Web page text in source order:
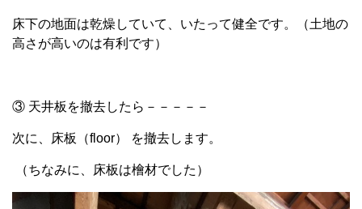
床下の地面は乾燥していて、いたって健全です。（土地の
高さが高いのは有利です）
③ 天井板を撤去したら－－－－－
次に、床板（floor） を撤去します。
（ちなみに、床板は檜材でした）